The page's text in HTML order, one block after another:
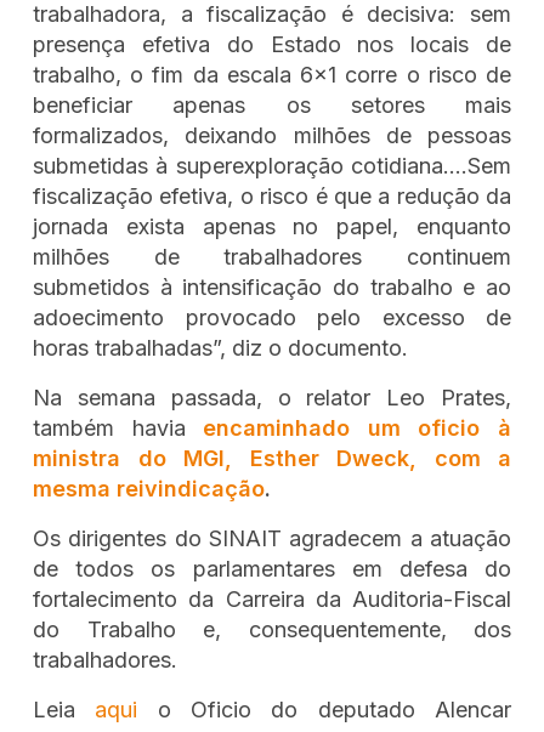
trabalhadora, a fiscalização é decisiva: sem
presença efetiva do Estado nos locais de
trabalho, o fim da escala 6x1 corre o risco de
beneficiar apenas os setores mais
formalizados, deixando milhões de pessoas
submetidas à superexploração cotidiana....Sem
fiscalização efetiva, o risco é que a redução da
jornada exista apenas no papel, enquanto
milhões de trabalhadores continuem
submetidos à intensificação do trabalho e ao
adoecimento provocado pelo excesso de
horas trabalhadas”, diz o documento.
Na semana passada, o relator Leo Prates,
também havia encaminhado um oficio à
ministra do MGI, Esther Dweck, com a
mesma reivindicação.
Os dirigentes do SINAIT agradecem a atuação
de todos os parlamentares em defesa do
fortalecimento da Carreira da Auditoria-Fiscal
do Trabalho e, consequentemente, dos
trabalhadores.
Leia aqui o Oficio do deputado Alencar